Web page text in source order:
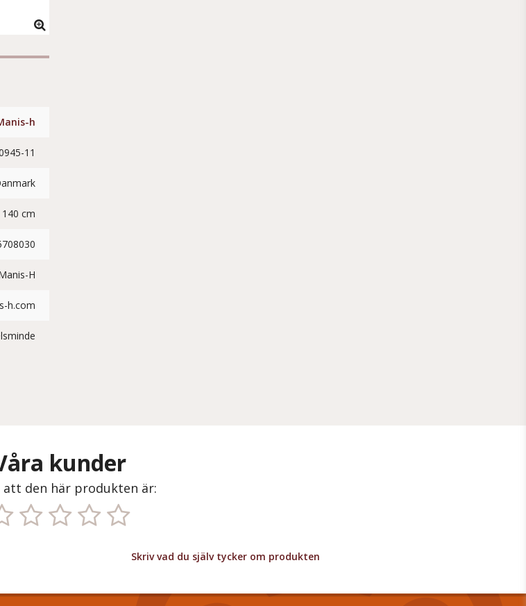
h
11
140 cm
H
h.com
kunder
att den här produkten är:
Skriv vad du själv tycker om produkten